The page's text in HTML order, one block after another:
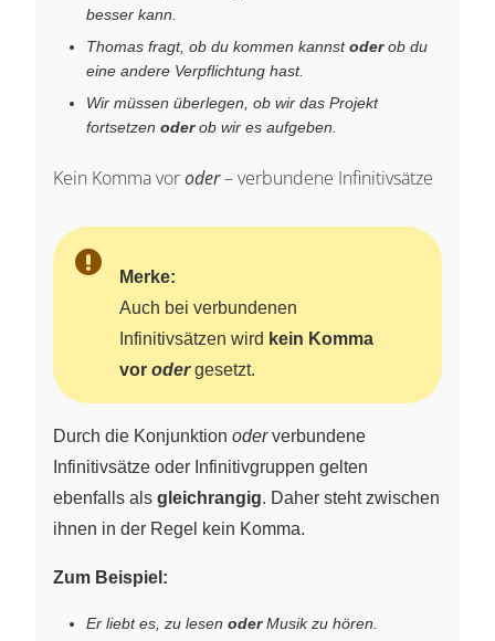
besser kann.
Thomas fragt, ob du kommen kannstoderob du
eine andere Verpflichtung hast.
Wir müssen überlegen, ob wir das Projekt
fortsetzen oderob wir es aufgeben.
Kein Komma voroder– verbundene Infinitivsätze
Merke:
Auch bei verbundenen
Infinitivsätzen wird kein Komma
vor odergesetzt.
Durch die Konjunktion oderverbundene
Infinitivsätze oder Infinitivgruppen gelten
ebenfalls als gleichrangig. Daher steht zwischen
ihnen in der Regel kein Komma.
Zum Beispiel:
Er liebt es, zu lesen oderMusik zu hören.